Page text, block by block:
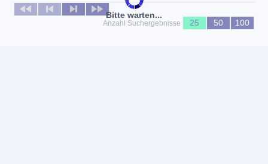
Bitte warten...
Keine News verfügbar
Anzahl Suchergebnisse
25 50 100